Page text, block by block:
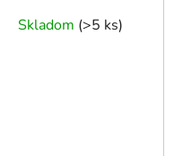
Skladom (>5 ks)